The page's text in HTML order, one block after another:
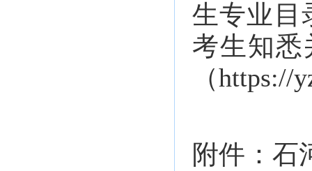
生专业目
考生知
（https://
附件：石